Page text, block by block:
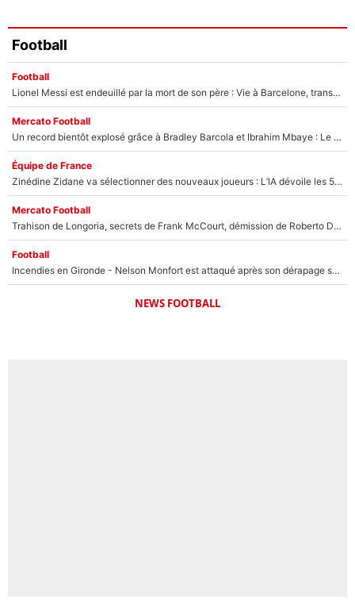
Football
Football
Lionel Messi est endeuillé par la mort de son père : Vie à Barcelone, transfert au PSG... voilà comment Jorge Messi a joué un rôle essentiel dans sa carrière !
Mercato Football
Un record bientôt explosé grâce à Bradley Barcola et Ibrahim Mbaye : Le PSG sur le point de réaliser un mercato historique ?
Équipe de France
Zinédine Zidane va sélectionner des nouveaux joueurs : L’IA dévoile les 5 cracks qui pourraient rapidement le rejoindre en équipe de France !
Mercato Football
Trahison de Longoria, secrets de Frank McCourt, démission de Roberto De Zerbi : Medhi Benatia se lâche sur son départ de l'OM et fait d'importantes révélations
Football
Incendies en Gironde - Nelson Monfort est attaqué après son dérapage sur CNews : «Et lui, il prend combien pour parler dans un studio climatisé?»
NEWS FOOTBALL